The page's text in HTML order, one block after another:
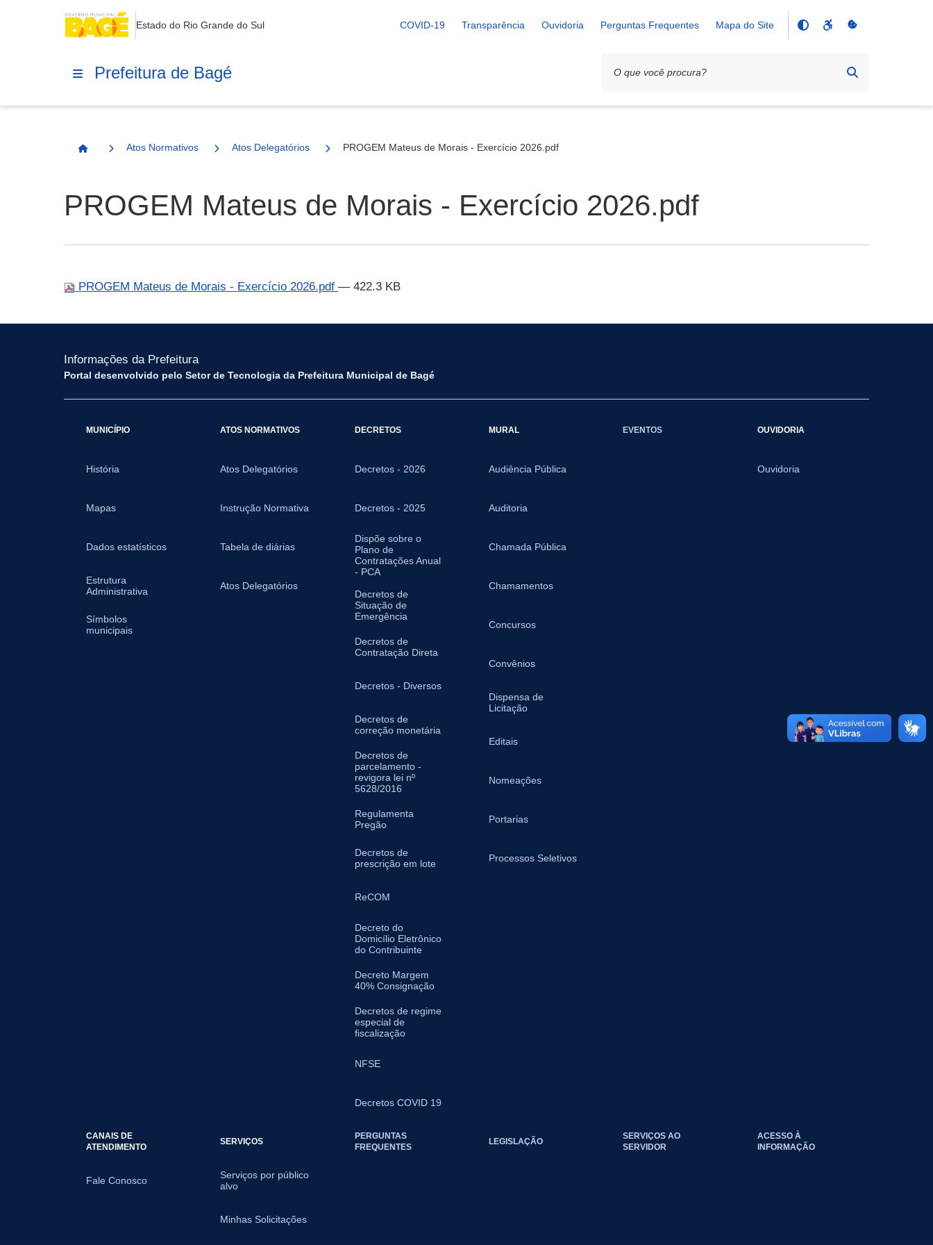
Estado do Rio Grande do Sul COVID-19 Transparência Ouvidoria Perguntas Frequentes Mapa do Site
Prefeitura de Bagé
Página Inicial
Atos Normativos Atos Delegatórios PROGEM Mateus de Morais - Exercício 2026.pdf
PROGEM Mateus de Morais - Exercício 2026.pdf
PROGEM Mateus de Morais - Exercício 2026.pdf — 422.3 KB
Informações da Prefeitura
Portal desenvolvido pelo Setor de Tecnologia da Prefeitura Municipal de Bagé
MUNICÍPIO
História
Mapas
Dados estatísticos
Estrutura
Administrativa
Símbolos
municipais
ATOS NORMATIVOS
Atos Delegatórios
Instrução Normativa
Tabela de diárias
Atos Delegatórios
DECRETOS
Decretos - 2026
Decretos - 2025
Dispõe sobre o
Plano de
Contratações Anual
- PCA
Decretos de
Situação de
Emergência
Decretos de
Contratação Direta
Decretos - Diversos
Decretos de
correção monetária
Decretos de
parcelamento -
revigora lei nº
5628/2016
Regulamenta
Pregão
Decretos de
prescrição em lote
ReCOM
Decreto do
Domicílio Eletrônico
do Contribuinte
Decreto Margem
40% Consignação
Decretos de regime
especial de
fiscalização
NFSE
Decretos COVID 19
MURAL
Audiência Pública
Auditoria
Chamada Pública
Chamamentos
Concursos
Convênios
Dispensa de
Licitação
Editais
Nomeações
Portarias
Processos Seletivos
EVENTOS OUVIDORIA
Ouvidoria
CANAIS DE
ATENDIMENTO
Fale Conosco
SERVIÇOS
Serviços por público
alvo
Minhas Solicitações
PERGUNTAS
FREQUENTES
LEGISLAÇÃO
SERVIÇOS AO
SERVIDOR
ACESSO À
INFORMAÇÃO